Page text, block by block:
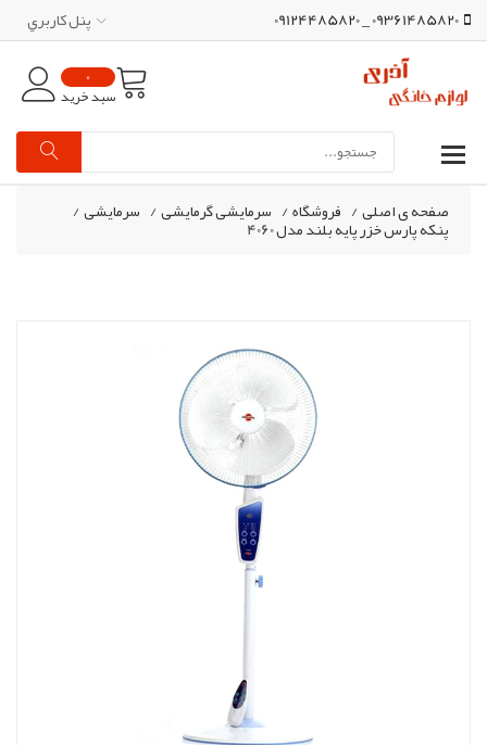
09361485820 _ 09124485820 پنل کاربري
0
سبد خرید
صفحه ی اصلی/ فروشگاه/ سرمایشی گرمایشی/ سرمایشی/
پنکه پارس خزر پایه بلند مدل 4060